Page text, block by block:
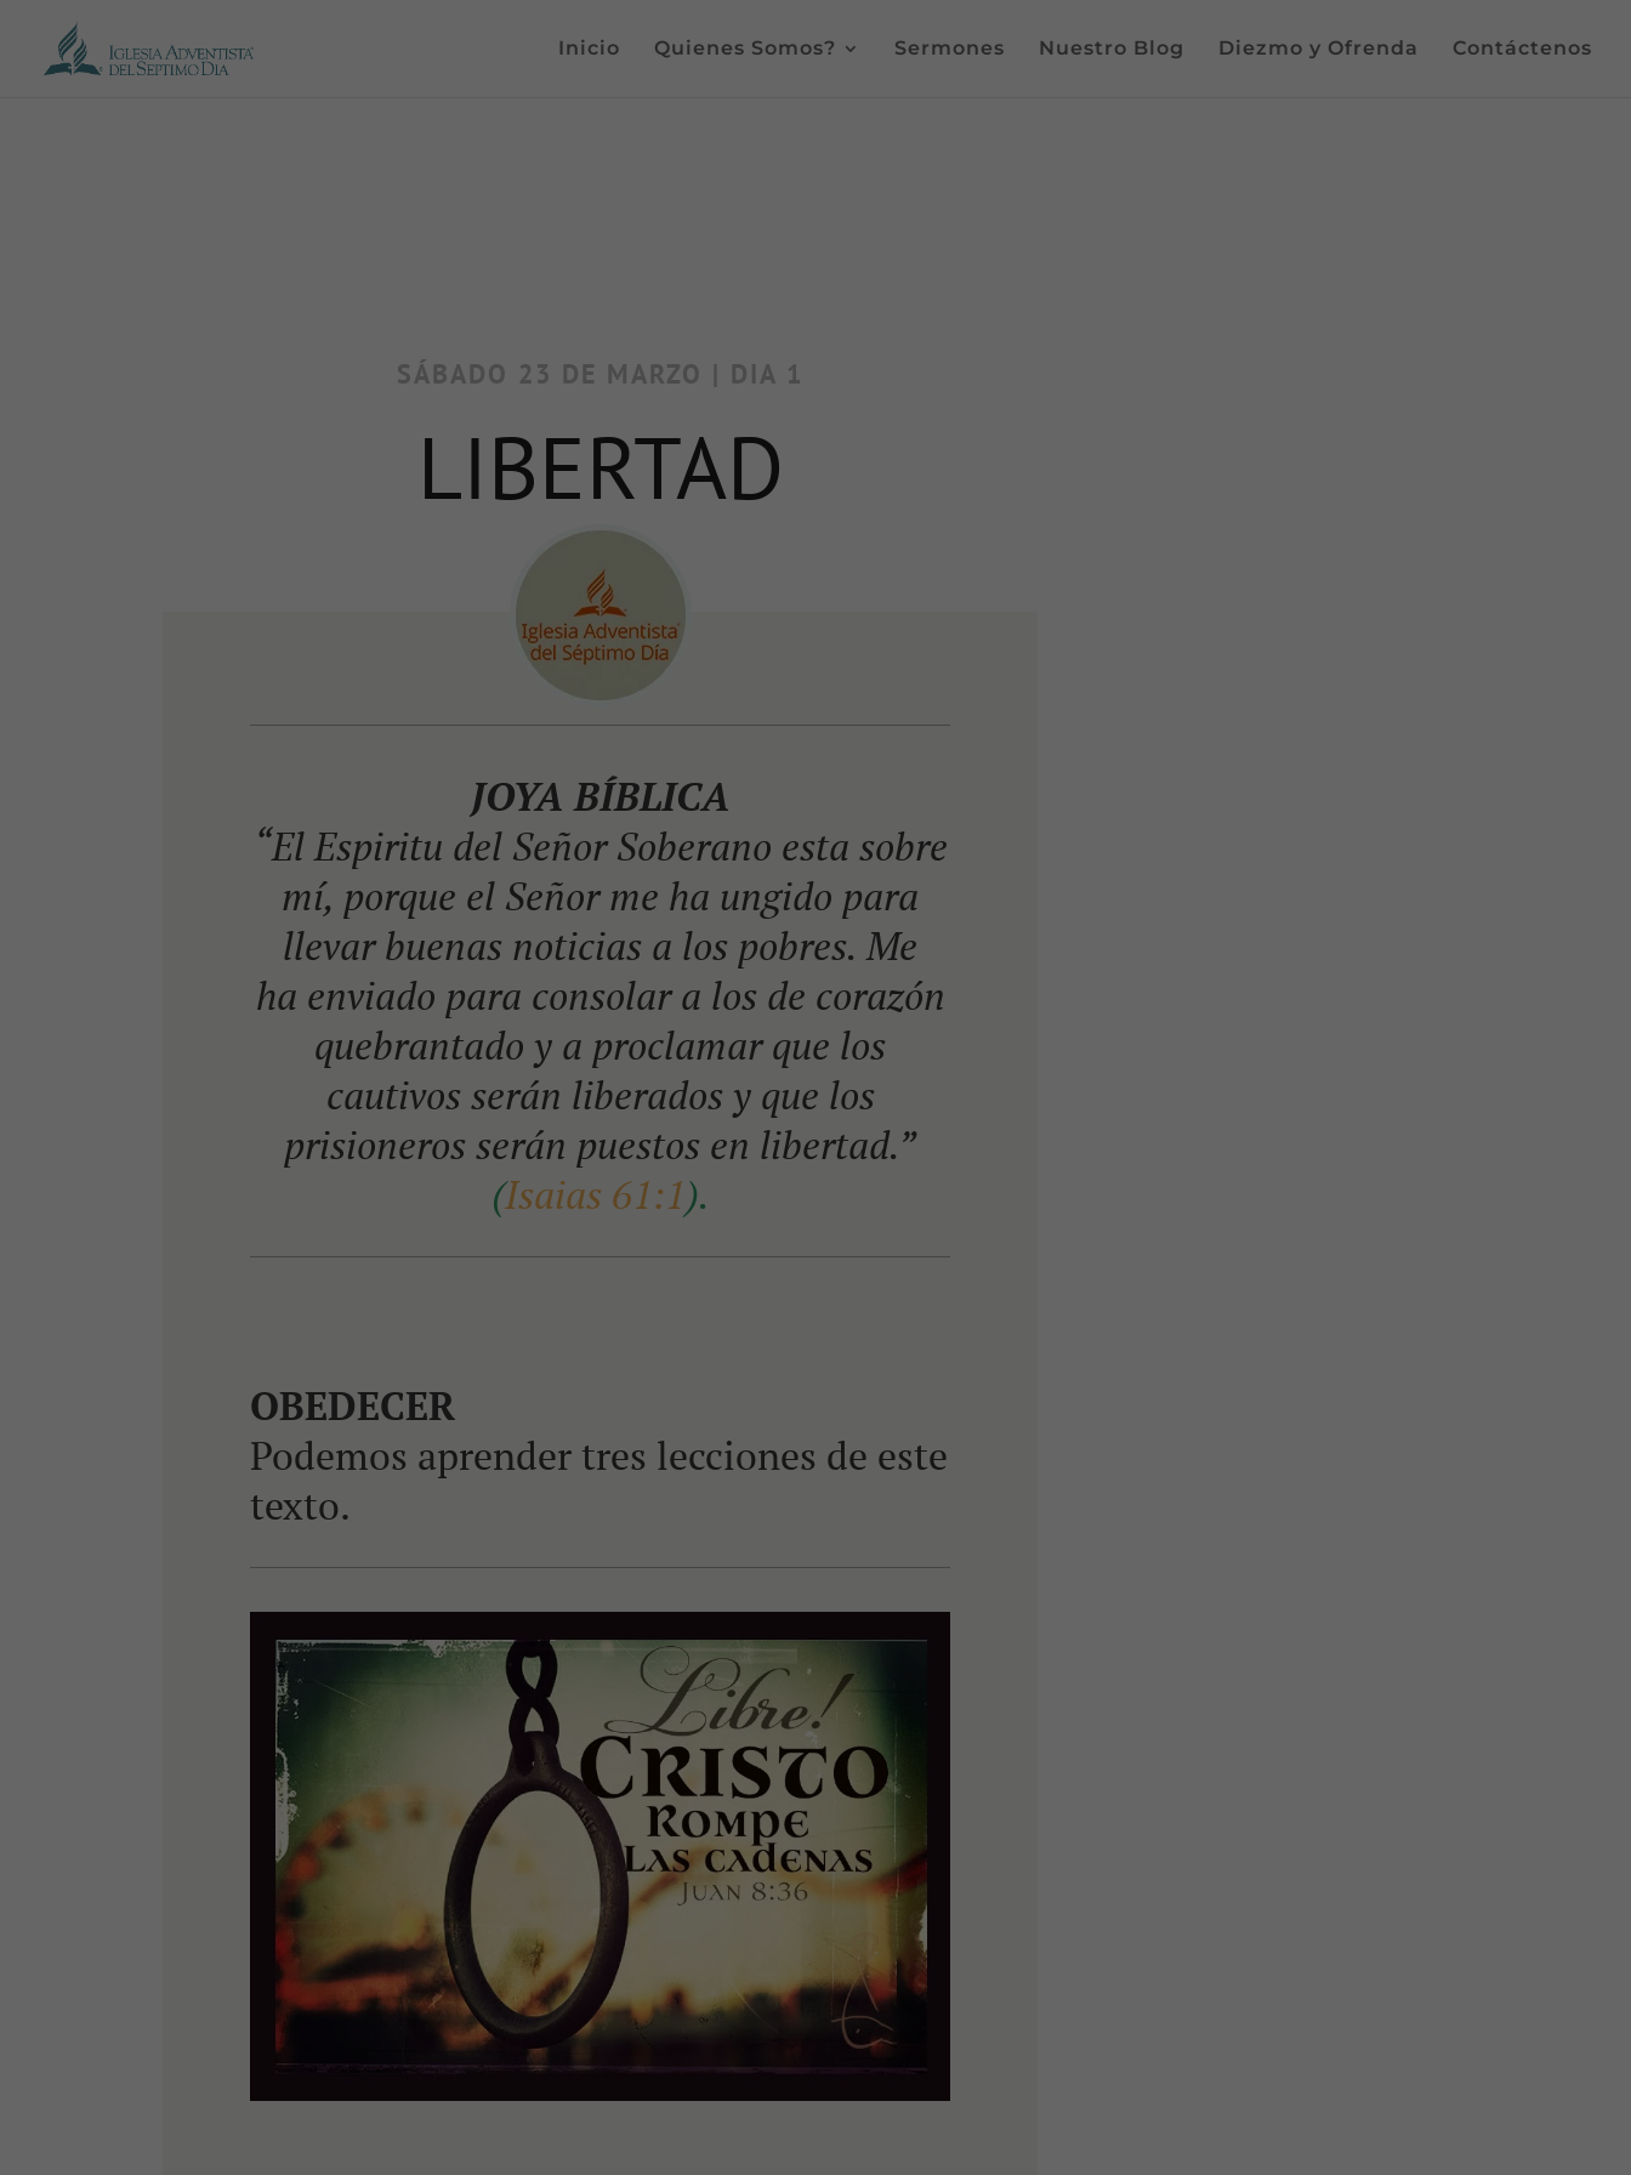
Inicio Quienes Somos? Sermones Nuestro Blog Diezmo y Ofrenda Contáctenos
SÁBADO 23 DE MARZO | DIA 1
LIBERTAD
JOYA BÍBLICA
“El Espiritu del Señor Soberano esta sobre
mí, porque el Señor me ha ungido para
llevar buenas noticias a los pobres. Me
ha enviado para consolar a los de corazón
quebrantado y a proclamar que los
cautivos serán liberados y que los
prisioneros serán puestos en libertad.”
(Isaias 61:1).
OBEDECER
Podemos aprender tres lecciones de este
texto.